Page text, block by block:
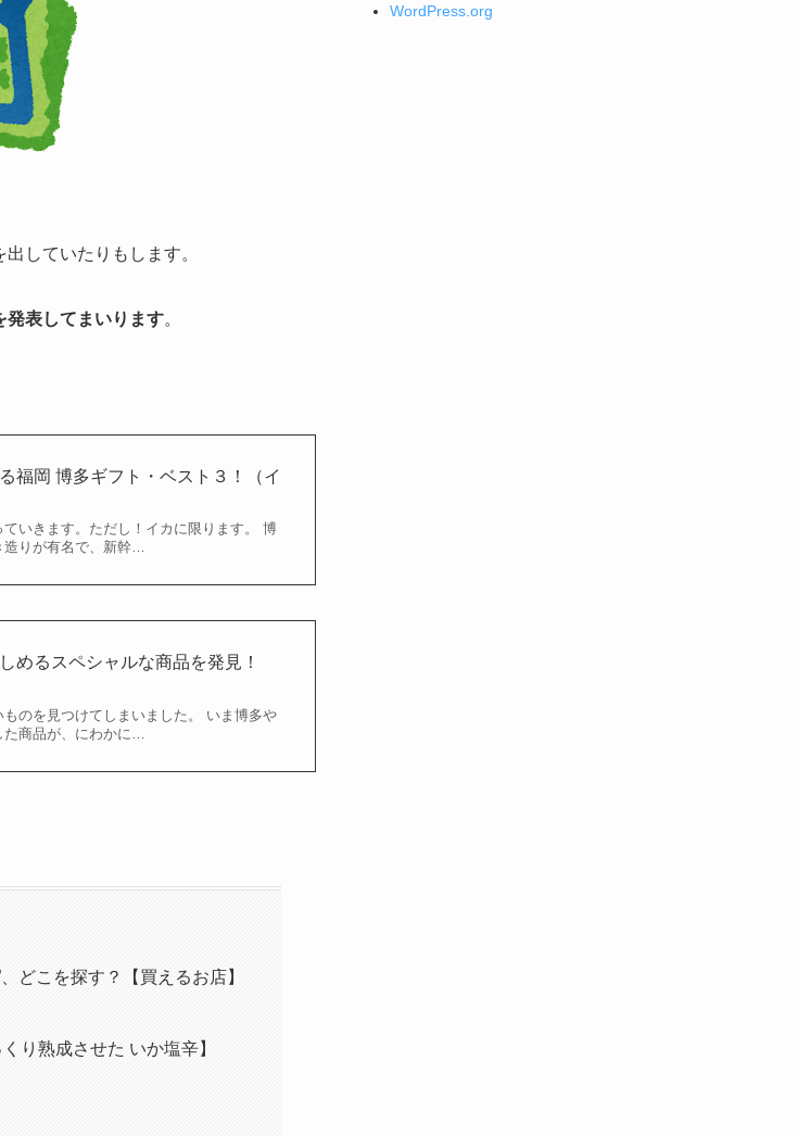
していたりもします。
発表してまいります。
福岡 博多ギフト・ベスト３！（イ
いきます。ただし！イカに限ります。 博
造りが有名で、新幹…
めるスペシャルな商品を発見！
のを見つけてしまいました。 いま博多や
商品が、にわかに…
どこを探す？【買えるお店】
り熟成させた いか塩辛】
WordPress.org